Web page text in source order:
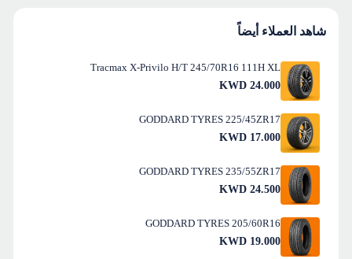
شاهد العملاء أيضاً
Tracmax X-Privilo H/T 245/70R16 111H XL
24.000
GODDARD TYRES 225/45ZR17
17.000
GODDARD TYRES 235/55ZR17
24.500
GODDARD TYRES 205/60R16
19.000